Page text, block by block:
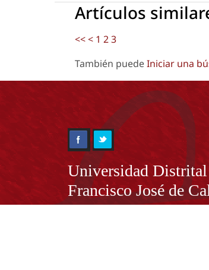
Artículos
<<< 1 23
También puedeIniciar una
Información
Universidad Distrital
Francisco José de
NIT. 899.999.230.7